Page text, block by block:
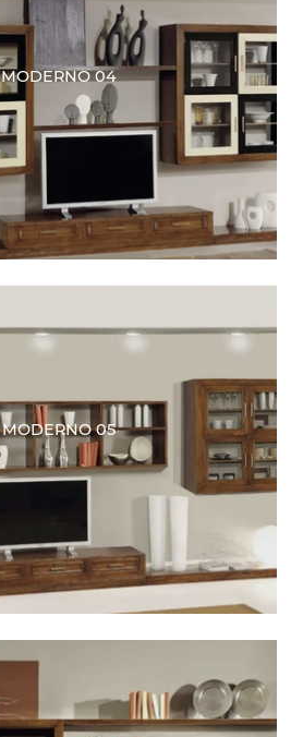
MODERNO 04
MODERNO 05